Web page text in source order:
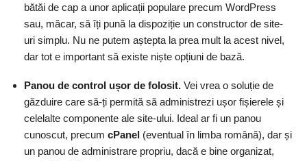
bătăi de cap a unor aplicații populare precum WordPress
sau, măcar, să îți pună la dispoziție un constructor de site-
uri simplu. Nu ne putem aștepta la prea mult la acest nivel,
dar tot e important să existe niște opțiuni de bază.
Panou de control ușor de folosit. Vei vrea o soluție de
găzduire care să-ți permită să administrezi ușor fișierele și
celelalte componente ale site-ului. Ideal ar fi un panou
cunoscut, precum cPanel (eventual în limba română), dar și
un panou de administrare propriu, dacă e bine organizat,